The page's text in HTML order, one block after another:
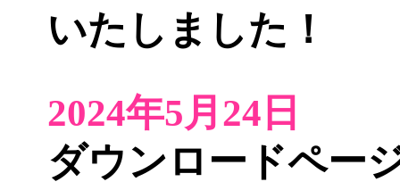
いたしました！
2024年5月24日
ダウンロードペー